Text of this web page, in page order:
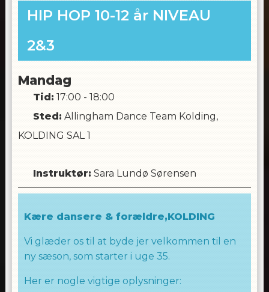
HIP HOP 10-12 år NIVEAU
2&3
Mandag
Tid: 17:00 - 18:00
Sted: Allingham Dance Team Kolding,
KOLDING SAL 1
Instruktør: Sara Lundø Sørensen
Kære dansere & forældre,KOLDING
Vi glæder os til at byde jer velkommen til en
ny sæson, som starter i uge 35.
Her er nogle vigtige oplysninger: